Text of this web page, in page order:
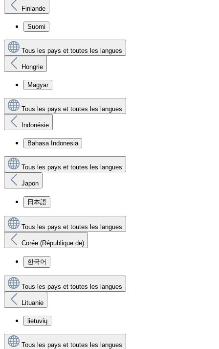
Finlande
Suomi
Tous les pays et toutes les langues
Hongrie
Magyar
Tous les pays et toutes les langues
Indonésie
Bahasa Indonesia
Tous les pays et toutes les langues
Japon
日本語
Tous les pays et toutes les langues
Corée (République de)
한국어
Tous les pays et toutes les langues
Lituanie
lietuvių
Tous les pays et toutes les langues